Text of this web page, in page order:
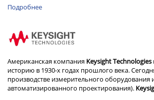
Подробнее
Американская компания Keysight Technologies
историю в 1930-х годах прошлого века.
производстве измерительного оборудования
автоматизированного проектирования).